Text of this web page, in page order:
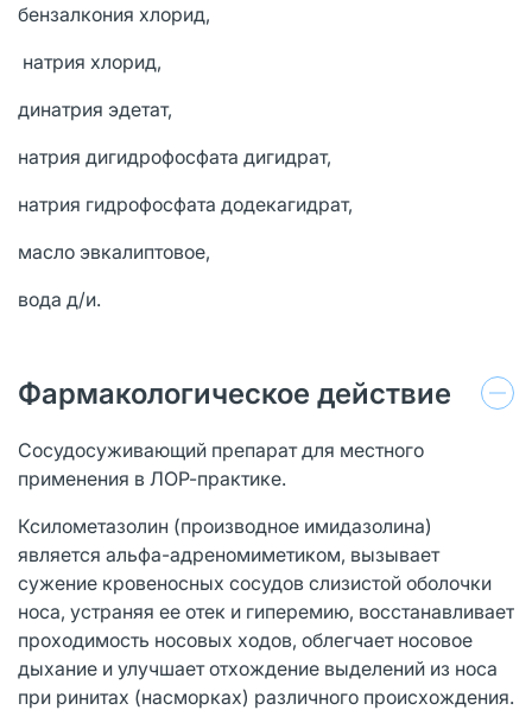
бензалкония хлорид,
натрия хлорид,
динатрия эдетат,
натрия дигидрофосфата дигидрат,
натрия гидрофосфата додекагидрат,
масло эвкалиптовое,
вода д/и.
Фармакологическое действие
Сосудосуживающий препарат для местного
применения в ЛОР-практике.
Ксилометазолин (производное имидазолина)
является альфа-адреномиметиком, вызывает
сужение кровеносных сосудов слизистой оболочки
носа, устраняя ее отек и гиперемию, восстанавливает
проходимость носовых ходов, облегчает носовое
дыхание и улучшает отхождение выделений из носа
при ринитах (насморках) различного происхождения.